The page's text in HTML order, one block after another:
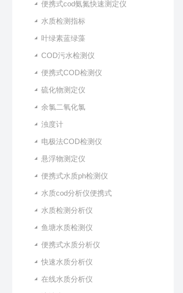
便携式cod氨氮快速测定仪
水质检测指标
叶绿素蓝绿藻
COD污水检测仪
便携式COD检测仪
硫化物测定仪
余氯二氧化氯
浊度计
电极法COD检测仪
悬浮物测定仪
便携式水质ph检测仪
水质cod分析仪便携式
水质检测分析仪
鱼塘水质检测仪
便携式水质分析仪
快速水质分析仪
在线水质分析仪